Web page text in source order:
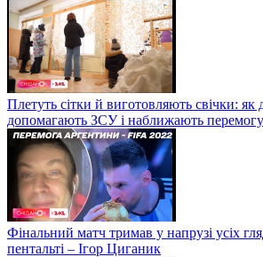
Плетуть сітки й виготовляють свічки: як
допомагають ЗСУ і наближають перемогу
Фінальний матч тримав у напрузі усіх
пентальті – Ігор Циганик